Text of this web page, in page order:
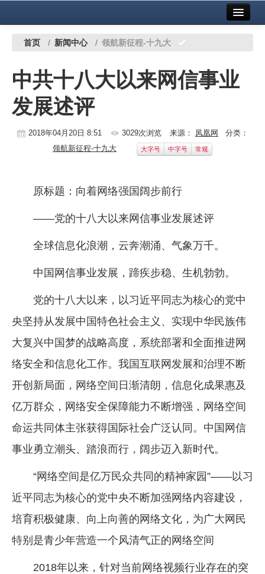
中国有色金属报社主办 广告服务
铜镍铅锌
铝
稀有稀土
企业文化
《资源再生》杂志
首页 / 新闻中心 / 领航新征程-十九大
中共十八大以来网信事业
发展述评
2018年04月20日 8:51 3029次浏览 来源： 凤凰网
分类：
领航新征程-十九大
大字号 中字号 常规
原标题：向着网络强国阔步前行
——党的十八大以来网信事业发展述评
全球信息化浪潮，云奔潮涌、气象万千。
中国网信事业发展，蹄疾步稳、生机勃勃。
党的十八大以来，以习近平同志为核心的党中
央坚持从发展中国特色社会主义、实现中华民族伟
大复兴中国梦的战略高度，系统部署和全面推进网
络安全和信息化工作。我国互联网发展和治理不断
开创新局面，网络空间日渐清朗，信息化成果惠及
亿万群众，网络安全保障能力不断增强，网络空间
命运共同体主张获得国际社会广泛认同。中国网信
事业勇立潮头、踏浪而行，阔步迈入新时代。
“网络空间是亿万民众共同的精神家园”——以习
近平同志为核心的党中央不断加强网络内容建设，
培育积极健康、向上向善的网络文化，为广大网民
特别是青少年营造一个风清气正的网络空间
2018年以来，针对当前网络视频行业存在的突